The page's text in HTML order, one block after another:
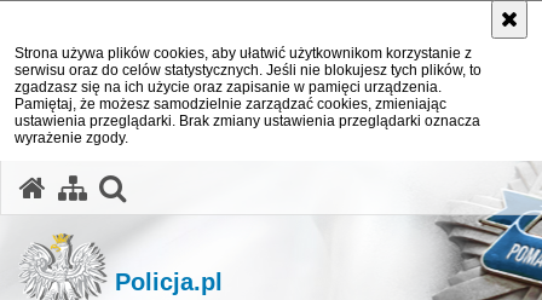
Strona używa plików cookies, aby ułatwić użytkownikom korzystanie z
serwisu oraz do celów statystycznych. Jeśli nie blokujesz tych plików, to
zgadzasz się na ich użycie oraz zapisanie w pamięci urządzenia.
Pamiętaj, że możesz samodzielnie zarządzać cookies, zmieniając
ustawienia przeglądarki. Brak zmiany ustawienia przeglądarki oznacza
wyrażenie zgody.
Policja.pl